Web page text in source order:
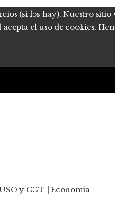
(si los hay). Nuestro
el uso de cookies.
y CGT | Economía